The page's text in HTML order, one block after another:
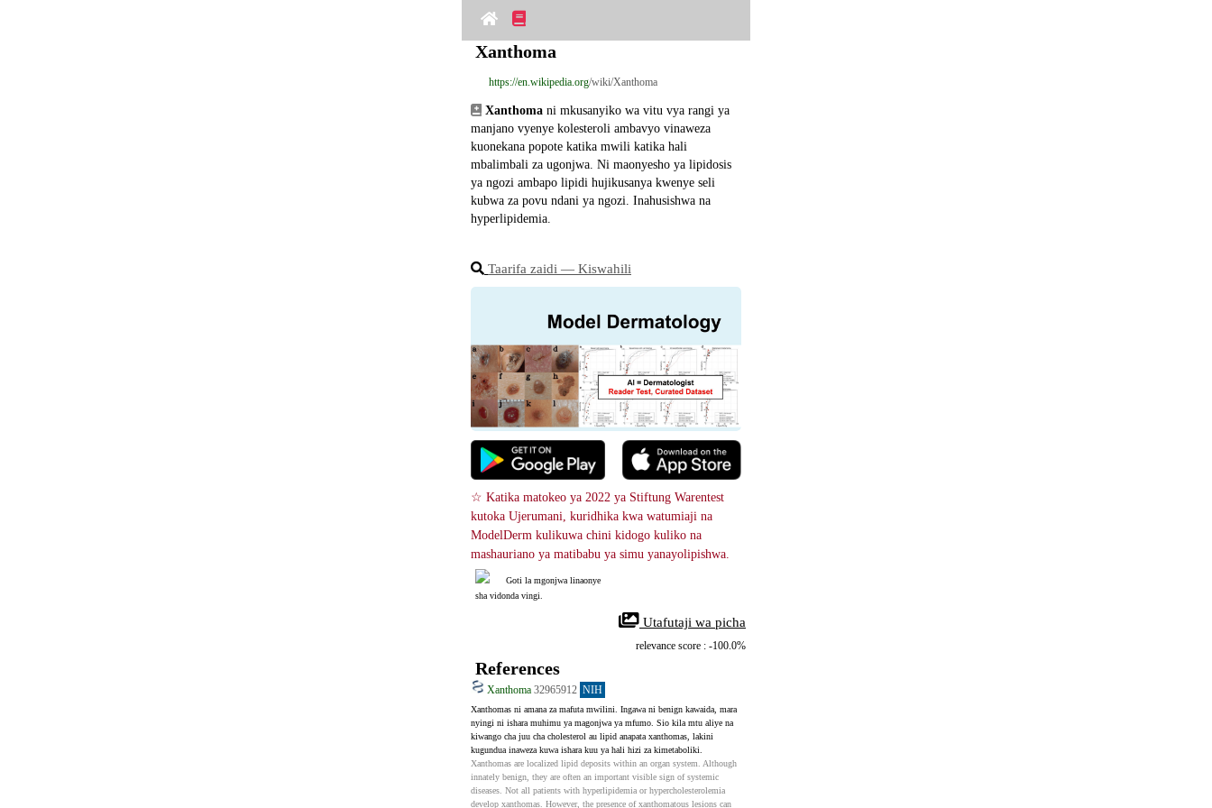
Xanthoma
https://en.wikipedia.org/wiki/Xanthoma
Xanthoma ni mkusanyiko wa vitu vya rangi ya
manjano vyenye kolesteroli ambavyo vinaweza
kuonekana popote katika mwili katika hali
mbalimbali za ugonjwa. Ni maonyesho ya lipidosis
ya ngozi ambapo lipidi hujikusanya kwenye seli
kubwa za povu ndani ya ngozi. Inahusishwa na
hyperlipidemia.
Taarifa zaidi ― Kiswahili
☆ Katika matokeo ya 2022 ya Stiftung Warentest
kutoka Ujerumani, kuridhika kwa watumiaji na
ModelDerm kulikuwa chini kidogo kuliko na
mashauriano ya matibabu ya simu yanayolipishwa.
Goti la mgonjwa linaonye
sha vidonda vingi.
Utafutaji wa picha
relevance score : -100.0%
References
Xanthoma 32965912 NIH
Xanthomas ni amana za mafuta mwilini. Ingawa ni benign kawaida, mara
nyingi ni ishara muhimu ya magonjwa ya mfumo. Sio kila mtu aliye na
kiwango cha juu cha cholesterol au lipid anapata xanthomas, lakini
kugundua inaweza kuwa ishara kuu ya hali hizi za kimetaboliki.
Xanthomas are localized lipid deposits within an organ system. Although
innately benign, they are often an important visible sign of systemic
diseases. Not all patients with hyperlipidemia or hypercholesterolemia
develop xanthomas. However, the presence of xanthomatous lesions can